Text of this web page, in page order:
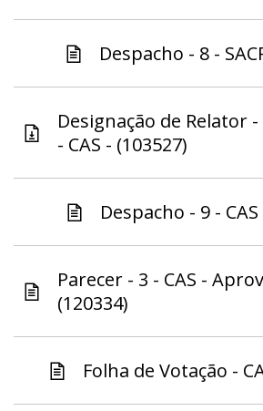
Despacho - 8 -
Designação de Relator
- CAS - (103527)
Despacho - 9 -
Parecer - 3 - CAS -
(120334)
Folha de Votação -